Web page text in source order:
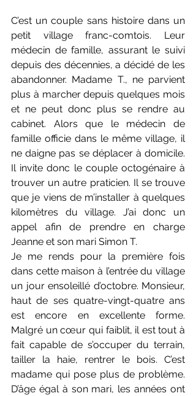
C’est un couple sans histoire dans un
petit village franc-comtois. Leur
médecin de famille, assurant le suivi
depuis des décennies, a décidé de les
abandonner. Madame T., ne parvient
plus à marcher depuis quelques mois
et ne peut donc plus se rendre au
cabinet. Alors que le médecin de
famille officie dans le même village, il
ne daigne pas se déplacer à domicile.
Il invite donc le couple octogénaire à
trouver un autre praticien. Il se trouve
que je viens de m’installer à quelques
kilomètres du village. J’ai donc un
appel afin de prendre en charge
Jeanne et son mari Simon T.
Je me rends pour la première fois
dans cette maison à l’entrée du village
un jour ensoleillé d’octobre. Monsieur,
haut de ses quatre-vingt-quatre ans
est encore en excellente forme.
Malgré un cœur qui faiblit, il est tout à
fait capable de s’occuper du terrain,
tailler la haie, rentrer le bois. C’est
madame qui pose plus de problème.
D’âge égal à son mari, les années ont